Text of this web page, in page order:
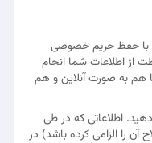
با حفظ حریم خصوصی
از اطلاعات شما انجام
هم به صورت آنلاین و هم
اطلاعاتی که در طی
را الزامی کرده باشد) در